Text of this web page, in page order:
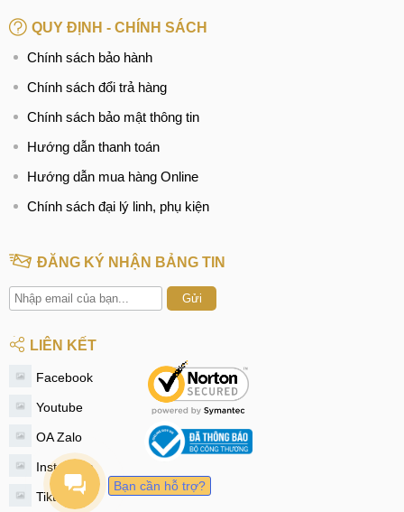
QUY ĐỊNH - CHÍNH SÁCH
Chính sách bảo hành
Chính sách đổi trả hàng
Chính sách bảo mật thông tin
Hướng dẫn thanh toán
Hướng dẫn mua hàng Online
Chính sách đại lý linh, phụ kiện
ĐĂNG KÝ NHẬN BẢNG TIN
Gửi
LIÊN KẾT
Facebook
Youtube
OA Zalo
Instagram
Tiktok
Bạn cần hỗ trợ?